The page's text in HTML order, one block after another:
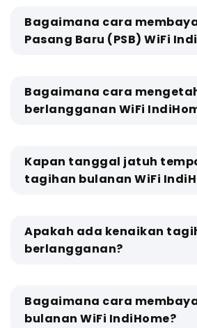
Bagaimana cara
Pasang Baru (PSB) WiFi
Bagaimana cara
berlangganan WiFi
Kapan tanggal jatuh
tagihan bulanan WiFi
Apakah ada kenaikan
berlangganan?
Bagaimana cara
bulanan WiFi IndiHome?